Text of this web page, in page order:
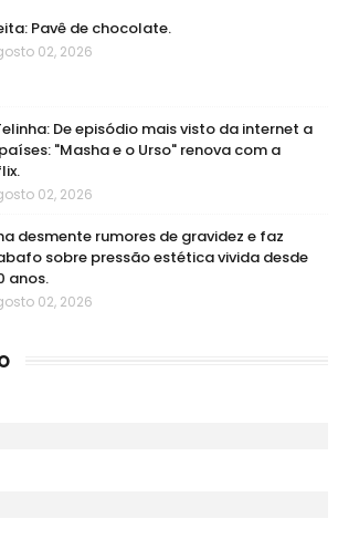
Pavê de chocolate.
02, 2026
De episódio mais visto da internet a
"Masha e o Urso" renova com a
02, 2026
desmente rumores de gravidez e faz
sobre pressão estética vivida desde
anos.
02, 2026